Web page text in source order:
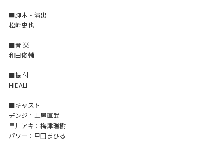
■脚本・演出
松崎史也
■音 楽
和田俊輔
■振 付
HIDALI
■キャスト
デンジ：土屋直武
早川アキ：梅津瑞樹
パワー：甲田まひる